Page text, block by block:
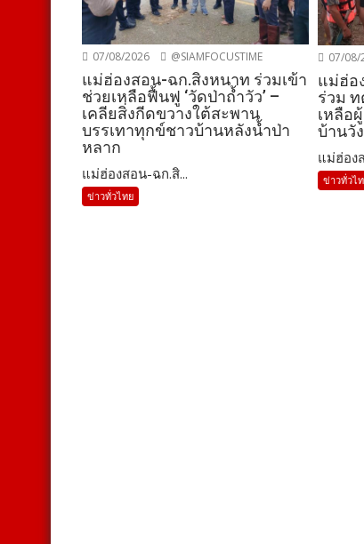
07/08/2026 @SIAMFOCUSTIME
แม่ฮ่องสอน-ฉก.สิงหนาท ร่วมเข้า
ช่วยเหลือฟื้นฟู ‘วัดป่าถ้ำวัว’ –
เคลียสิ่งกีดขวางใต้สะพาน
บรรเทาทุกข์ชาวบ้านหลังน้ำป่า
หลาก
แม่ฮ่องสอน-ฉก.สิ...
ข่าวทั่วไทย
07/08/
แม่ฮ่อ
ร่วม
เหลือ
บ้านวั
แม่ฮ่อง
ข่าวทั่วไ